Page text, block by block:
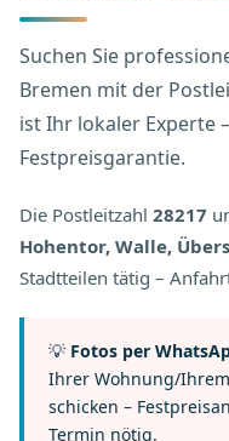
Suchen Sie
Bremen mit der
ist Ihr lokaler Experte
Festpreisgarantie.
Die Postleitzahl 28217
Hohentor, Walle,
Stadtteilen tätig –
💡 Fotos per
Ihrer Wohnung/
schicken –
Termin nötig.